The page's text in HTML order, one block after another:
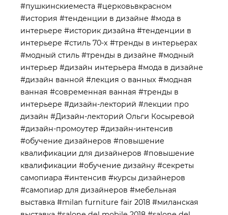
#пушкинскиеместа #церковьвкрасном
#история #тенденции в дизайне #мода в
интерьере #историк дизайна #тенденции в
интерьере #стиль 70-х #тренды в интерьерах
#модный стиль #тренды в дизайне #модный
интерьер #дизайн интерьера #мода в дизайне
#дизайн ванной #лекция о ванных #модная
ванная #современная ванная #тренды в
интерьере #дизайн-лекторий #лекции про
дизайн #Дизайн-лекторий Ольги Косыревой
#дизайн-промоутер #дизайн-интенсив
#обучение дизайнеров #повышение
квалификации для дизайнеров #повышение
квалификации #обучение дизайну #секреты
самопиара #интенсив #курсы дизайнеров
#самопиар для дизайнеров #мебельная
выставка #milan furniture fair 2018 #миланская